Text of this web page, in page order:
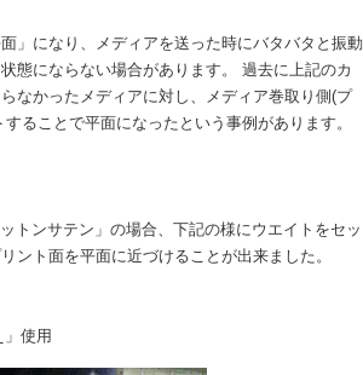
」になり、メディアを送った時にバタバタと振動
態にならない場合があります。 過去に上記のカ
なかったメディアに対し、メディア巻取り側(プ
ることで平面になったという事例があります。
トンサテン」の場合、下記の様にウエイトをセッ
ント面を平面に近づけることが出来ました。
使用